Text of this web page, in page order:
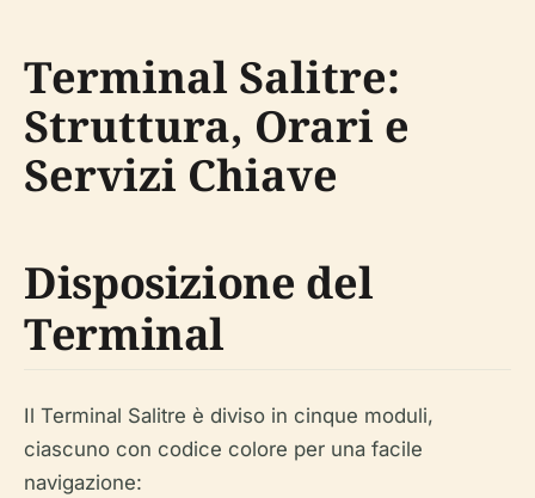
Terminal Salitre:
Struttura, Orari e
Servizi Chiave
Disposizione del
Terminal
Il Terminal Salitre è diviso in cinque moduli,
ciascuno con codice colore per una facile
navigazione: